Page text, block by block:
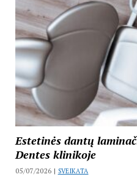
Estetinės dantų
Dentes klinikoje
05/07/2026 | SVEIKATA